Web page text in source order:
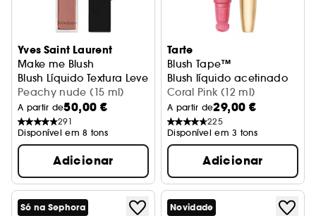
Yves Saint Laurent
Make me Blush
Blush Líquido Textura Leve Longa Duração
Peachy nude (15 ml)
A partir de50,00 €
291
Disponível em 8 tons
Adicionar
Tarte
Blush Tape™
Blush líquido acetinado
Coral Pink (12 ml)
A partir de29,00 €
225
Disponível em 3 tons
Adicionar
Só na Sephora Novidade